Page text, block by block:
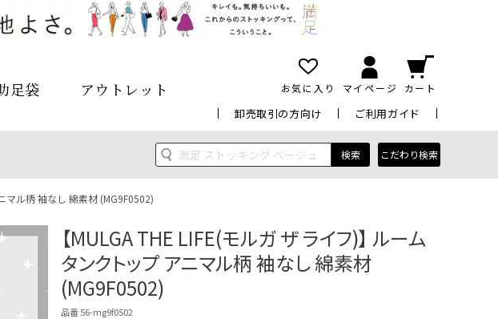
足袋 アウトレット お気に入り マイページ カート
卸売取引の方向け ご利用ガイド
検索 こだわり検索
マル柄 袖なし 綿素材 (MG9F0502)
【MULGA THE LIFE(モルガ ザ ライフ)】 ルーム
タンクトップ アニマル柄 袖なし 綿素材
(MG9F0502)
品番 56-mg9f0502